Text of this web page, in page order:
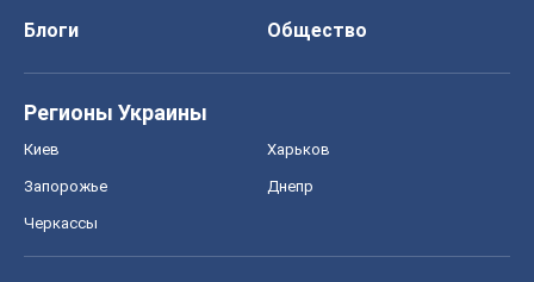
Блоги
Общество
Регионы Украины
Киев Харьков
Запорожье Днепр
Черкассы